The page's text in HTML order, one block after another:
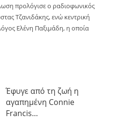
προλόγισε ο ραδιοφωνικός
Τζανιδάκης, ενώ κεντρική
Ελένη Παξιμάδη, η οποία
Έφυγε από τη ζωή η
αγαπημένη Connie
Francis…